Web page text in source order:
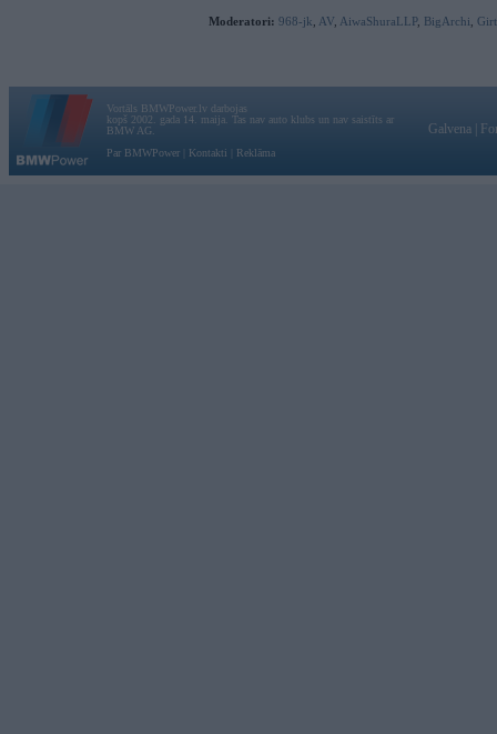
Moderatori: 968-jk AV AiwaShuraLLP, BigArchi
Vortāls BMWPower.lv darbojas
kopš 2002. gada 14. maija. Tas nav auto klubs un nav saistīts ar
BMW AG.
Par BMWPower
Kontakti Reklāma
Galvena